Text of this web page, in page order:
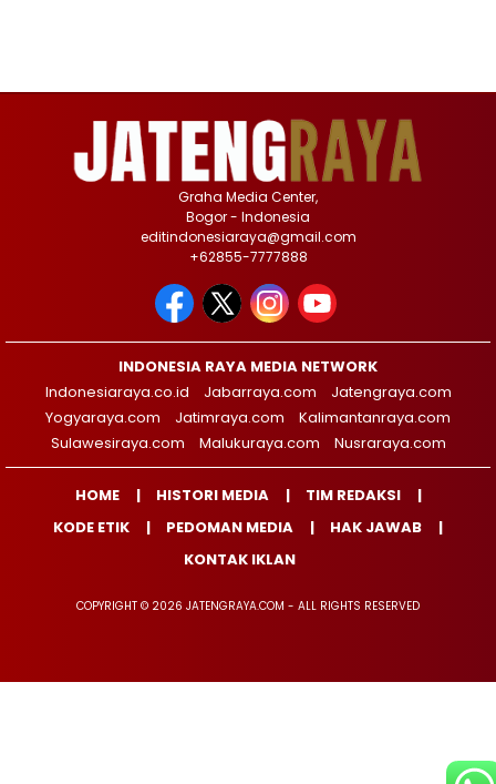
Graha Media Center,
Bogor - Indonesia
editindonesiaraya@gmail.com
+62855-7777888
INDONESIA RAYA MEDIA NETWORK
Indonesiaraya.co.id
Jabarraya.com
Jatengraya.com
Yogyaraya.com
Jatimraya.com
Kalimantanraya.com
Sulawesiraya.com
Malukuraya.com Nusraraya.com
HOME HISTORI MEDIA
TIM REDAKSI
KODE ETIK
PEDOMAN MEDIA
HAK JAWAB
KONTAK IKLAN
COPYRIGHT © 2026 JATENGRAYA.COM - ALL RIGHTS RESERVED